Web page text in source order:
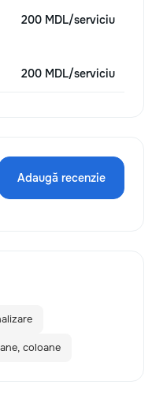
200 MDL/serviciu
200 MDL/serviciu
Adaugă recenzie
coloane